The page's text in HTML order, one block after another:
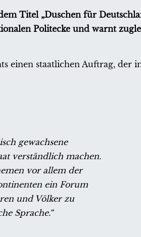
Titel „Duschen für
Politecke und warnt
einen staatlichen Auftrag, der
gewachsene
verständlich machen.
vor allem der
ein Forum
und Völker zu
Sprache.“